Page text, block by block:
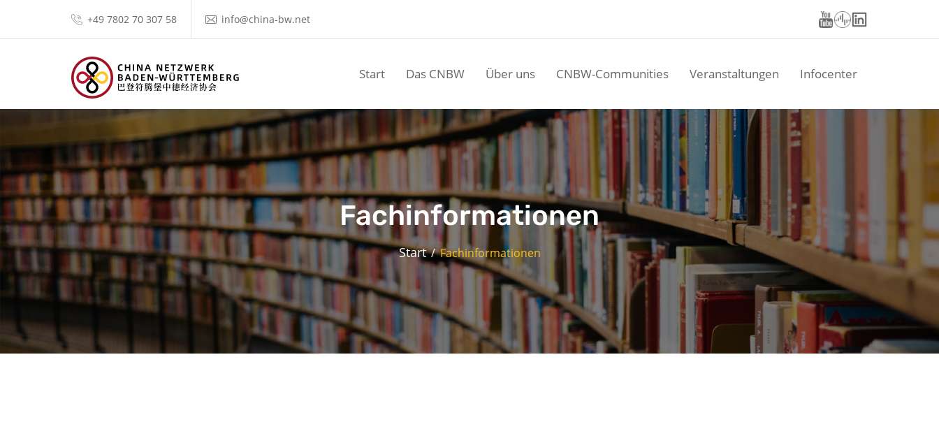
+49 7802 70 307 58 info@china-bw.net
Start Das CNBW Über uns CNBW-Communities Veranstaltungen Infocenter
Fachinformationen
Start Fachinformationen